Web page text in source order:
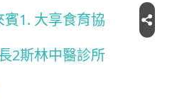
賓1. 大享食育協
2斯林中醫診所